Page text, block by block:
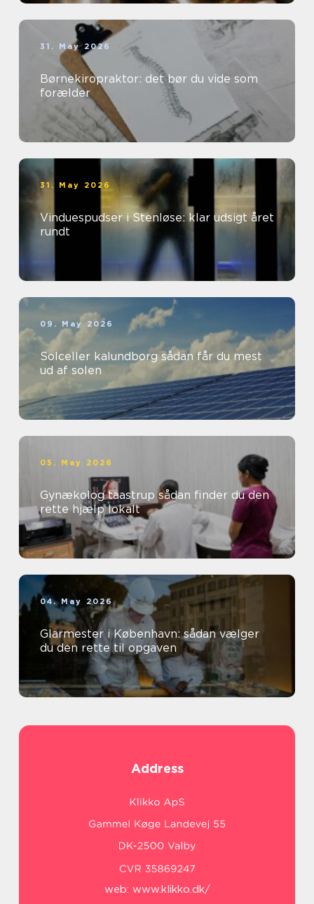
31. May 2026
Børnekiropraktor: det bør du vide som
forælder
31. May 2026
Vinduespudser i Stenløse: klar udsigt året
rundt
09. May 2026
Solceller kalundborg sådan får du mest
ud af solen
05. May 2026
Gynækolog taastrup sådan finder du den
rette hjælp lokalt
04. May 2026
Glarmester i København: sådan vælger
du den rette til opgaven
Address
web: www.klikko.dk/